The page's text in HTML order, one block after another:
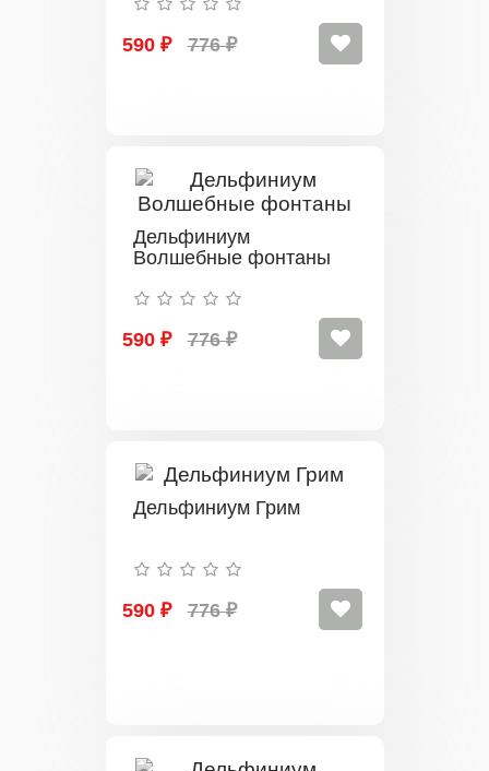
590 ₽ 776 ₽
Дельфиниум
Волшебные фонтаны
590 ₽ 776 ₽
Дельфиниум Грим
590 ₽ 776 ₽